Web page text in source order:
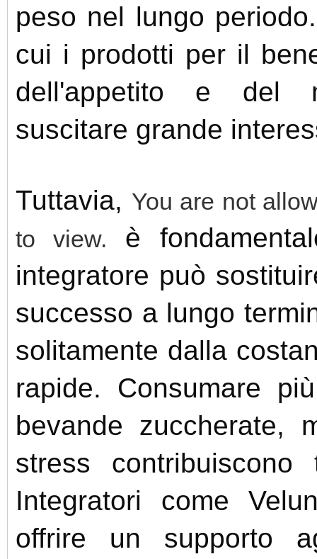
peso nel lungo
cui i prodotti per il
dell'appetito e del
suscitare grande
Tuttavia, You are not
to view.
è
integratore può
successo a lungo
solitamente dalla
rapide. Consumare
bevande zuccherate,
stress
Integratori come
offrire un supporto